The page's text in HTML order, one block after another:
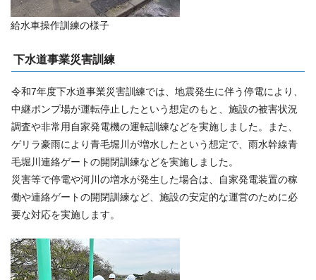
給水車操作訓練の様子
下水道事業災害訓練
令和7年度下水道事業災害訓練では、地震発生に伴う停電により、
中継ポンプ場が運転停止したという想定のもと、施設の被害状況
調査や非常用自家発電機の運転訓練などを実施しました。また、
ゲリラ豪雨により青毛堀川が増水したという想定で、雨水幹線青
毛堀川連絡ゲートの開閉訓練などを実施しました。
災害等で停電や河川の増水が発生した場合は、自家発電装置の稼
働や連絡ゲートの開閉訓練など、施設の安定的な運営のために必
要な対応を実施します。